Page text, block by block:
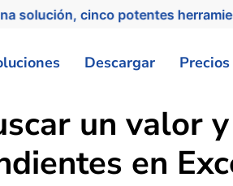
solución, cinco potentes
Descargar Precios
un valor
en